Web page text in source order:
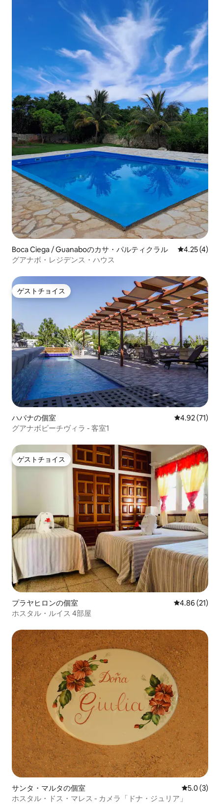
Boca Ciega / Guanaboのカサ・パルティクラル レビュー4
4.25 (4)
グアナボ・レジデンス・ハウス
ゲストチョイス
ゲストチョイス
ハバナの個室 レビュー71
4.92 (71)
グアナボビーチヴィラ - 客室1
ゲストチョイス
ゲストチョイス
プラヤヒロンの個室 レビュー21
4.86 (21)
ホスタル・ルイス 4部屋
サンタ・マルタの個室 レビュー3
5.0 (3)
ホスタル・ドス・マレス - カメラ「ドナ・ジュリア」